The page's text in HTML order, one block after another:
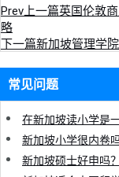
Prev上一篇英国伦敦
略
下一篇新加坡管理学
常见问题
在新加坡读小学是
新加坡小学很内卷吗
新加坡硕士好申吗？